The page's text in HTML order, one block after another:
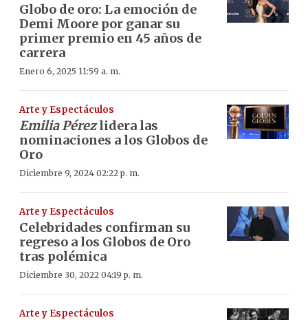
Globo de oro: La emoción de
Demi Moore por ganar su
primer premio en 45 años de
carrera
Enero 6, 2025 11:59 a. m.
Arte y Espectáculos
Emilia Pérezlidera las
nominaciones a los Globos de
Oro
Diciembre 9, 2024 02:22 p. m.
Arte y Espectáculos
Celebridades confirman su
regreso a los Globos de Oro
tras polémica
Diciembre 30, 2022 04:19 p. m.
Arte y Espectáculos